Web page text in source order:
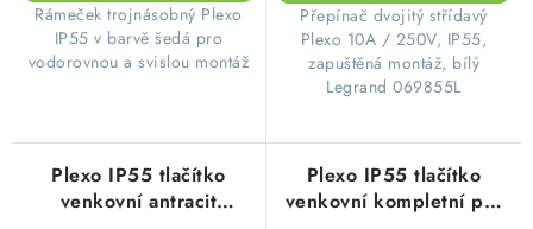
​Rámeček trojnásobný Plexo
IP55 v barvě šedá pro
vodorovnou a svislou montáž
​Přepínač dvojitý střídavý
Plexo 10A / 250V, IP55,
zapuštěná montáž, bílý
Legrand 069855L
Plexo IP55 tlačítko
venkovní antracit
Plexo IP55 tlačítko
venkovní kompletní pro